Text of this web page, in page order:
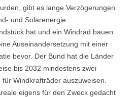
gibt es lange Verzögerungen
und Solarenergie.
hat und ein Windrad bauen
Auseinandersetzung mit einer
bevor. Der Bund hat die Länder
bis 2032 mindestens zwei
Windkrafträder auszuweisen.
eigens für den Zweck gedacht